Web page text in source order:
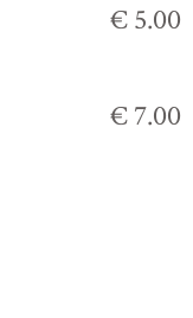
€ 5.00
€ 7.00